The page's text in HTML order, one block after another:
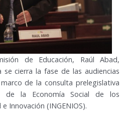
de Educación, Raúl Abad,
cierra la fase de las audiencias
de la consulta prelegislativa
de la Economía Social de los
Innovación (INGENIOS).